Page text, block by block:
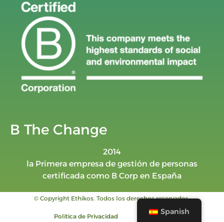
B The Change
2014
la Primera empresa de gestión de personas
certificada como B Corp en España
© Copyright Ethikos. Todos los derechos reservados.
Política de Privacidad Aviso legal
Spanish